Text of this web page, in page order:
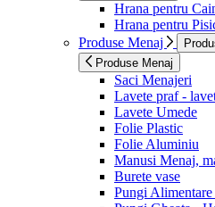
Hrana pentru
Hrana pentru
Produse Menaj
Produse Menaj
Saci Menajeri
Lavete praf -
Lavete Umede
Folie Plastic
Folie Aluminiu
Manusi Menaj,
Burete vase
Pungi